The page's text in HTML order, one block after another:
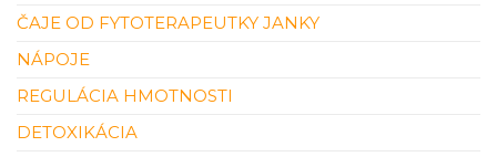
ČAJE OD FYTOTERAPEUTKY JANKY
NÁPOJE
REGULÁCIA HMOTNOSTI
DETOXIKÁCIA